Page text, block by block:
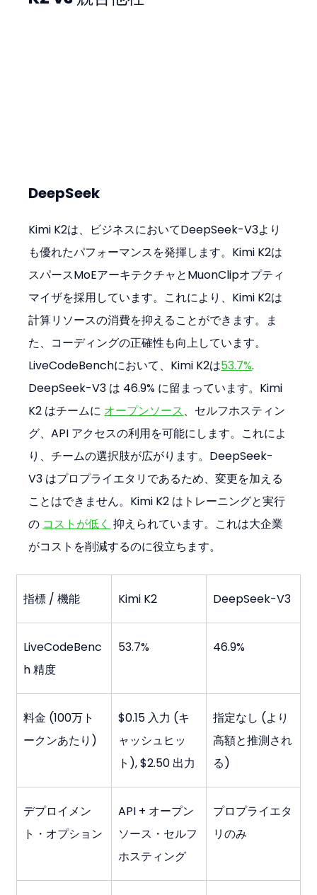
DeepSeek
Kimi K2は、ビジネスにおいてDeepSeek-V3より
も優れたパフォーマンスを発揮します。Kimi K2は
スパースMoEアーキテクチャとMuonClipオプティ
マイザを採用しています。これにより、Kimi K2は
計算リソースの消費を抑えることができます。ま
た、コーディングの正確性も向上しています。
LiveCodeBenchにおいて、Kimi K2は53.7%.
DeepSeek-V3 は 46.9% に留まっています。Kimi
K2 はチームに オープンソース、セルフホスティン
グ、API アクセスの利用を可能にします。これによ
り、チームの選択肢が広がります。DeepSeek-
V3 はプロプライエタリであるため、変更を加える
ことはできません。Kimi K2 はトレーニングと実行
の コストが低く 抑えられています。これは大企業
がコストを削減するのに役立ちます。
指標 / 機能 Kimi K2 DeepSeek-V3
LiveCodeBenc
h 精度
53.7% 46.9%
料金 (100万ト
ークンあたり)
$0.15 入力 (キ
ャッシュヒッ
ト), $2.50 出力
指定なし (より
高額と推測され
る)
デプロイメン
ト・オプション
API + オープン
ソース・セルフ
ホスティング
プロプライエタ
リのみ